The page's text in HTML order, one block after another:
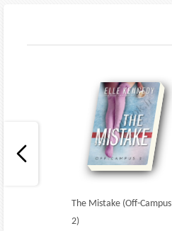
The Mistake (Off-Campus
2)